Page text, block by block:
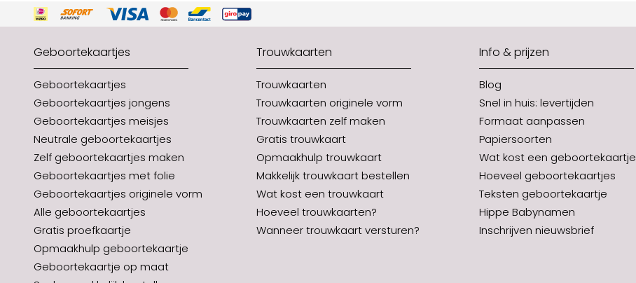
Geboortekaartjes
Geboortekaartjes
Geboortekaartjes jongens
Geboortekaartjes meisjes
Neutrale geboortekaartjes
Zelf geboortekaartjes maken
Geboortekaartjes met folie
Geboortekaartjes originele vorm
Alle geboortekaartjes
Gratis proefkaartje
Opmaakhulp geboortekaartje
Geboortekaartje op maat
Trouwkaarten
Trouwkaarten
Trouwkaarten originele vorm
Trouwkaarten zelf maken
Gratis trouwkaart
Opmaakhulp trouwkaart
Makkelijk trouwkaart bestellen
Wat kost een trouwkaart
Hoeveel trouwkaarten?
Wanneer trouwkaart versturen?
Info & prijzen
Blog
Snel in huis: levertijden
Formaat aanpassen
Papiersoorten
Wat kost een geboortekaartje
Hoeveel geboortekaartjes
Teksten geboortekaartje
Hippe Babynamen
Inschrijven nieuwsbrief